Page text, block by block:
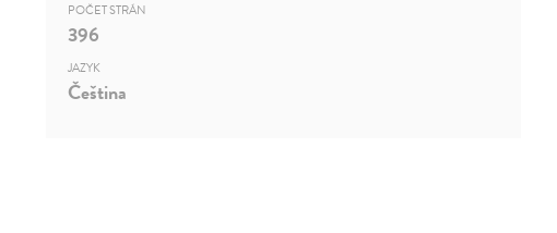
POČET STRÁN
396
JAZYK
Čeština